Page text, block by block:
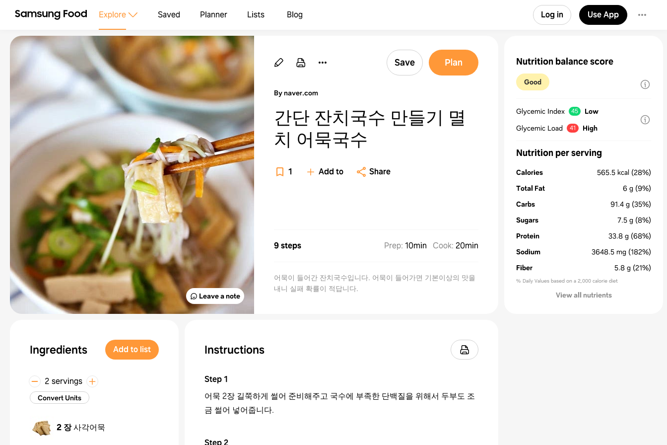
Explore Saved Planner Lists Blog Log in Use App
Leave a note
Save Plan
By naver.com
간단 잔치국수 만들기 멸
치 어묵국수
1 Add to Share
9 steps Prep: 10min Cook: 20min
어묵이 들어간 잔치국수입니다. 어묵이 들어가면 기본이상의 맛을
내니 실패 확률이 적답니다.
Ingredients Add to list
2 servings
Convert Units
2 장사각어묵
Instructions
Step1
어묵 2장 길쭉하게 썰어 준비해주고 국수에 부족한 단백질을 위해서 두부도 조
금 썰어 넣어줍니다.
Step2
Nutrition balance score
Good
Glycemic Index 45
Low
Glycemic Load
41 High
Nutrition per serving
Calories 565.5 kcal (28%)
Total Fat
6 g (9%)
Carbs
91.4 g (35%)
Sugars
7.5 g (8%)
Protein
33.8 g (68%)
Sodium
3648.5 mg (182%)
Fiber
5.8 g (21%)
% Daily Values based on a 2,000 calorie diet
View all nutrients